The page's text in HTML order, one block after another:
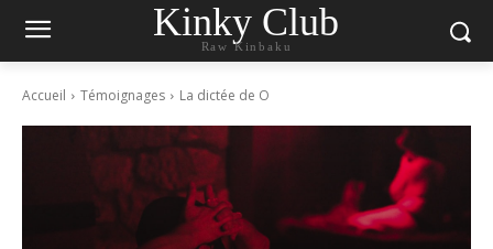
Kinky Club
Raw Kinbaku
Accueil Témoignages La dictée de O